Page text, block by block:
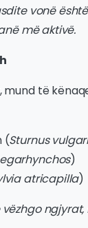
vonë
më aktivë.
mund të
(Sturnus
)
atricapilla)